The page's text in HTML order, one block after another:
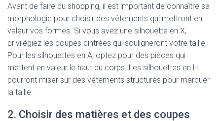
Avant de faire du shopping, il est important de connaître sa
morphologie pour choisir des vêtements qui mettront en
valeur vos formes. Si vous avez une silhouette en X,
privilégiez les coupes cintrées qui souligneront votre taille.
Pour les silhouettes en A, optez pour des pièces qui
mettent en valeur le haut du corps. Les silhouettes en H
pourront miser sur des vêtements structurés pour marquer
la taille.
2. Choisir des matières et des coupes